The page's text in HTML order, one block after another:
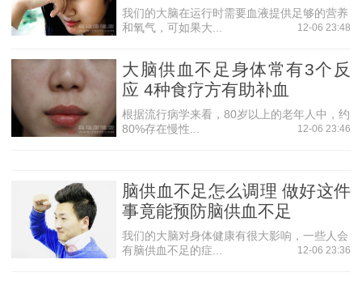
术或颈动脉支架成形状。 手术治疗是在万不得已的情况下去
做的，特别是动脉血管堵塞超过70%，这样引发脑缺血的几
我们的大脑在运行时需要血液提供足够的营养
和氧气，可如果大...
12-06 23:48
大脑供血不足身体常有3个反
应 4种食疗方有助补血
根据流行病学来看，80岁以上的老年人中，约
80%存在慢性...
12-06 23:46
脑供血不足怎么调理 做好这件
事竟能预防脑供血不足
我们的大脑对身体健康有很大影响，一些人会
有脑供血不足的症...
12-06 23:36